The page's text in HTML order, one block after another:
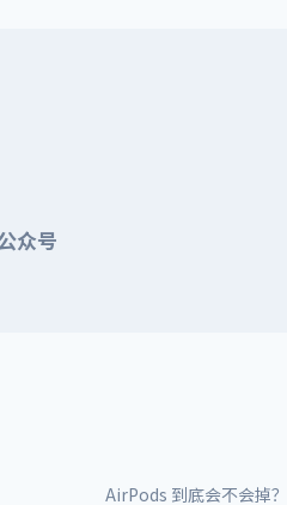
众号
AirPods 到底会不会掉？